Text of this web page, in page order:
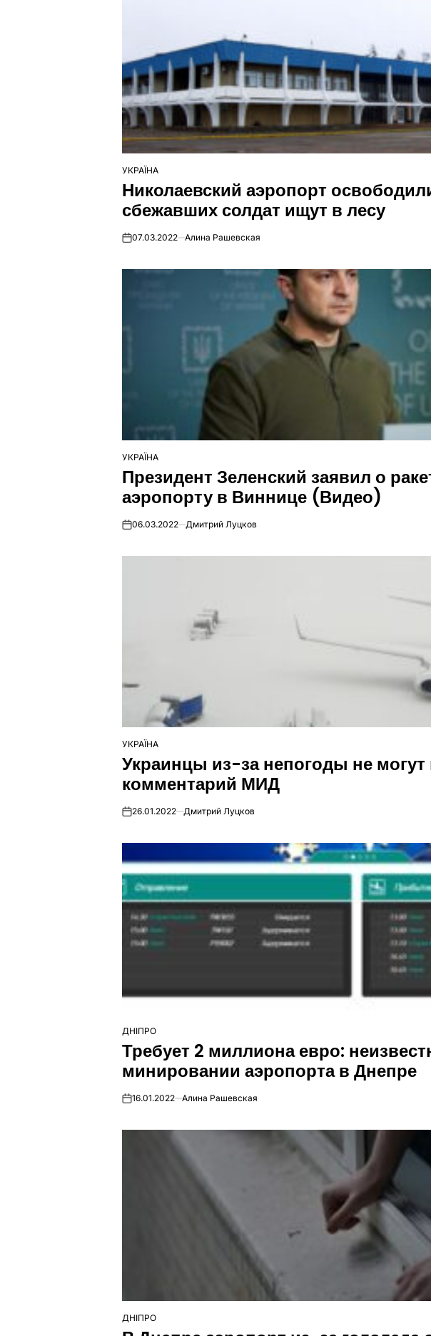
ОПУБЛІКУВАТИ
У
УКРАЇНА
Николаевский аэропорт
сбежавших солдат ищут в лесу
on07.03.2022 Алина Рашевская
ОПУБЛІКУВАТИ
У
УКРАЇНА
Президент Зеленский заявил о
аэропорту в Виннице (Видео)
on06.03.2022 Дмитрий Луцков
ОПУБЛІКУВАТИ
У
УКРАЇНА
Украинцы из-за непогоды не
комментарий МИД
on26.01.2022 Дмитрий Луцков
ОПУБЛІКУВАТИ
У
ДНІПРО
Требует 2 миллиона евро:
минировании аэропорта в Днепре
on16.01.2022 Алина Рашевская
ОПУБЛІКУВАТИ
ДНІПРО